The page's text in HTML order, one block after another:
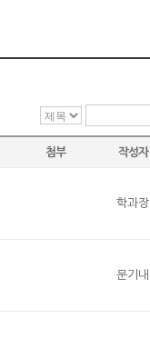
첨부 작성자
학과장
문기내